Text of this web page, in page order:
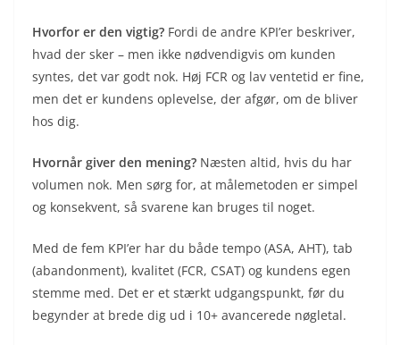
Hvorfor er den vigtig? Fordi de andre KPI’er beskriver,
hvad der sker – men ikke nødvendigvis om kunden
syntes, det var godt nok. Høj FCR og lav ventetid er fine,
men det er kundens oplevelse, der afgør, om de bliver
hos dig.
Hvornår giver den mening? Næsten altid, hvis du har
volumen nok. Men sørg for, at målemetoden er simpel
og konsekvent, så svarene kan bruges til noget.
Med de fem KPI’er har du både tempo (ASA, AHT), tab
(abandonment), kvalitet (FCR, CSAT) og kundens egen
stemme med. Det er et stærkt udgangspunkt, før du
begynder at brede dig ud i 10+ avancerede nøgletal.